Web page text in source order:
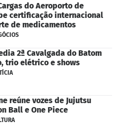
do Aeroporto de
certificação internacional
de medicamentos
2ª Cavalgada do Batom
trio elétrico e shows
reúne vozes de Jujutsu
Ball e One Piece